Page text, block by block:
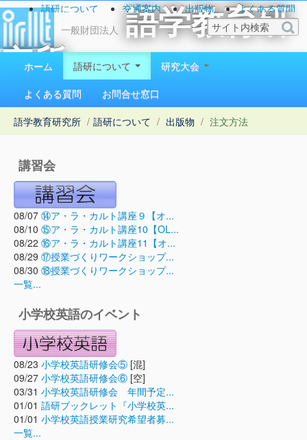
一般財団法人
語学教育研
究所
1923（大正12）年創立
語研について 交通案内 出版物
よくある質問
お問い合わせ
ホーム 語研について
研究大会
よくある質問
お問合せ窓口
語学教育研究所 / 語研について / 出版物 / 注文方法
講習会
08/07 ⑭ア・ラ・カルト講座９【オ...
08/10 ⑮ア・ラ・カルト講座10【OL...
08/22 ⑯ア・ラ・カルト講座11【オ...
08/29 ⑰授業づくりワークショップ...
08/30 ⑱授業づくりワークショップ...
一覧...
小学校英語のイベント
08/23 小学校英語研修会⑤ [混]
09/27 小学校英語研修会⑥ [空]
03/31 小学校英語研修会 年間予定...
01/01 語研ブックレット『小学校英...
01/01 小学校英語授業研究希望者募...
一覧...